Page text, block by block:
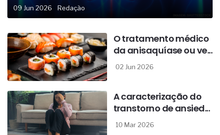
09 Jun 2026 Redação
O tratamento médico
da anisaquíase ou ve...
02 Jun 2026
A caracterização do
transtorno de ansied...
10 Mar 2026